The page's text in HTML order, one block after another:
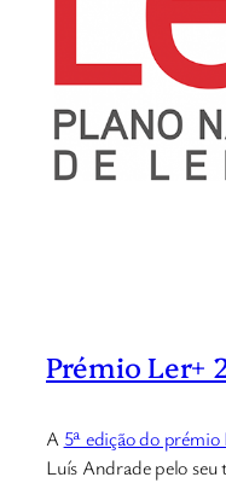
Prémio Ler+
A 5ª edição do prémio
Luís Andrade pelo